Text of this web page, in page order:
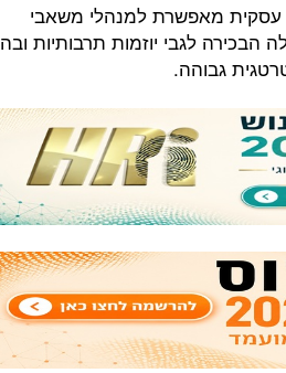
עסקית מאפשרת למנהלי משאבי
לגבי יוזמות תרבותיות ובה
גבוהה.